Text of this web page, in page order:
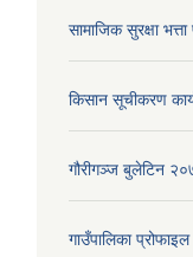
सामाजिक सुरक्षा
किसान सूचीकरण
गौरीगञ्‍ज बुलेटिन
गाउँपालिका प्रोफाइल